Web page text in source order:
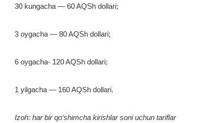
30 kungacha — 60 AQSh dollari;
3 oygacha — 80 AQSh dollari;
6 oygacha- 120 AQSh dollari;
1 yilgacha — 160 AQSh dollari.
Izoh: har bir qo‘shimcha kirishlar soni uchun tariflar